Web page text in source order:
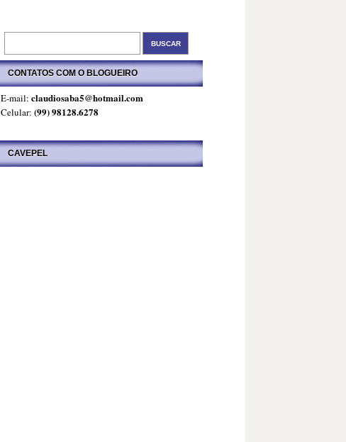
CONTATOS COM O BLOGUEIRO
E-mail: claudiosaba5@hotmail.com
Celular: (99) 98128.6278
CAVEPEL